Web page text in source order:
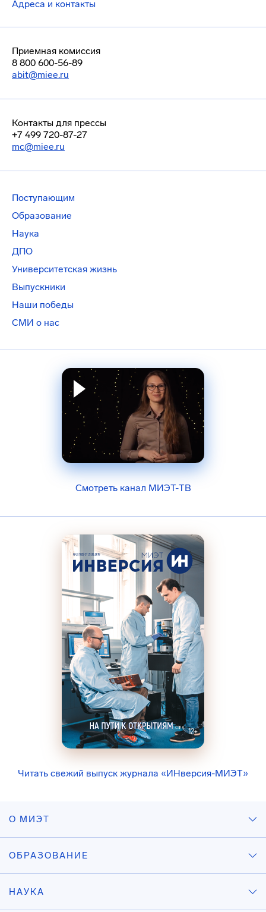
Адреса и контакты
Приемная комиссия
8 800 600-56-89
abit@miee.ru
Контакты для прессы
+7 499 720-87-27
mc@miee.ru
Поступающим
Образование
Наука
ДПО
Университетская жизнь
Выпускники
Наши победы
СМИ о нас
Смотреть канал МИЭТ-ТВ
Читать свежий выпуск журнала «ИНверсия-МИЭТ»
О МИЭТ
ОБРАЗОВАНИЕ
НАУКА